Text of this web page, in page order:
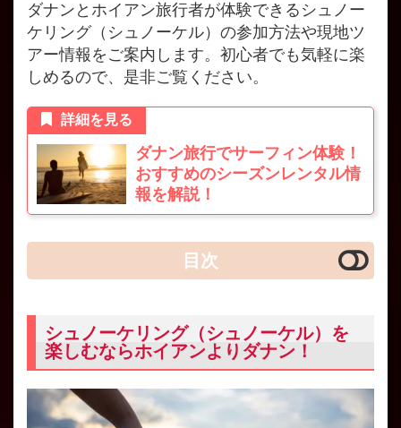
ダナンとホイアン旅行者が体験できるシュノー
ケリング（シュノーケル）の参加方法や現地ツ
アー情報をご案内します。初心者でも気軽に楽
しめるので、是非ご覧ください。
ダナン旅行でサーフィン体験！
おすすめのシーズンレンタル情
報を解説！
詳細を見る
目次
シュノーケリング（シュノーケル）を
楽しむならホイアンよりダナン！